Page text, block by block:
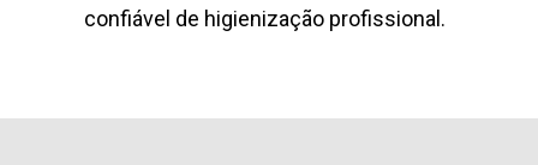
confiável de higienização profissional.